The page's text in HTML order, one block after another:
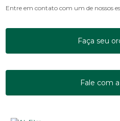
Entre em contato com um de nossos
Faça seu
Fale com